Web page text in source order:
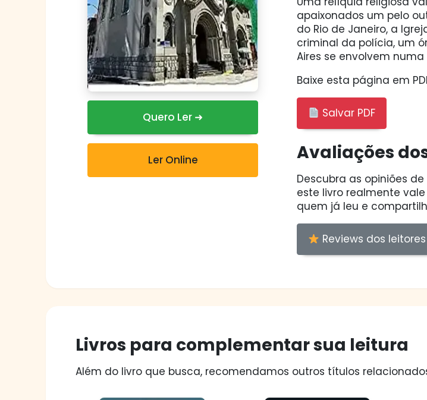
Quero Ler ➜
Ler Online
apaixonados um pelo
do Rio de Janeiro, a
criminal da polícia, um
Aires se envolvem
Baixe esta página em
Salvar PDF
Avaliações
Descubra as opiniões
este livro realmente
quem já leu e
Reviews dos leitores
Livros para complementar sua leitura
Além do livro que busca, recomendamos outros títulos